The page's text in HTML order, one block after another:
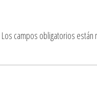
Los campos obligatorios están